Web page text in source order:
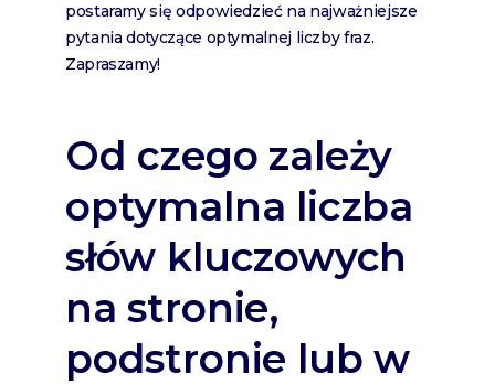
postaramy się odpowiedzieć na najważniejsze
pytania dotyczące optymalnej liczby fraz.
Zapraszamy!
Od czego zależy
optymalna liczba
słów kluczowych
na stronie,
podstronie lub w